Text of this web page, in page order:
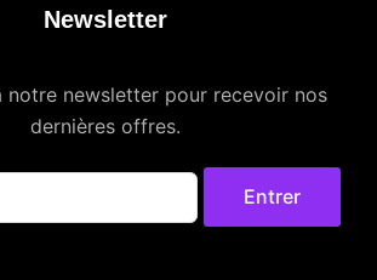
Newsletter
notre newsletter pour recevoir nos
dernières offres.
Entrer